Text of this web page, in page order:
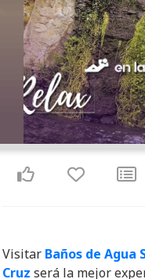
Previous
Visitar Baños de Agua
Cruz será la mejor